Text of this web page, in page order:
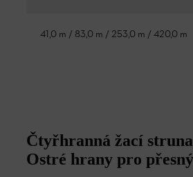
41,0 m / 83,0 m / 253,0 m / 420,0 m
Čtyřhranná žací
Ostré hrany pro